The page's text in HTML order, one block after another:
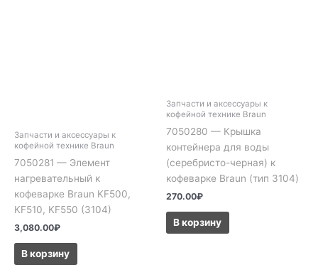
Запчасти и аксессуары к
кофейной технике Braun
7050281 — Элемент
нагревательный к
кофеварке Braun KF500,
KF510, KF550 (3104)
3,080.00₽
В корзину
Запчасти и аксессуары к
кофейной технике Braun
7050280 — Крышка
контейнера для воды
(серебристо-черная) к
кофеварке Braun (тип 3104)
270.00₽
В корзину